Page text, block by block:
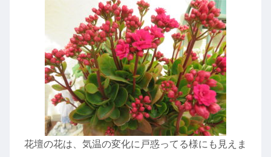
花壇の花は、気温の変化に戸惑ってる様にも見えま